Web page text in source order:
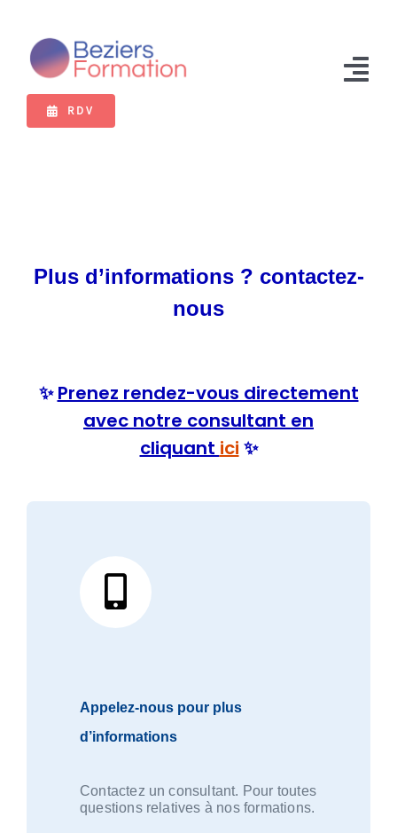
contenu
Extranet
RDV
Plus d’informations ? contactez-
nous
✨Prenez rendez-vous directement
avec notre consultant en
cliquant ici ✨
Appelez-nous pour plus
d’informations
Contactez un consultant. Pour toutes
questions relatives à nos formations.